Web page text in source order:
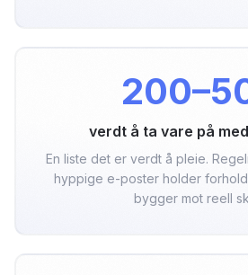
verdt å ta vare på
En liste det er verdt å pleie.
hyppige e-poster holder
bygger mot reell